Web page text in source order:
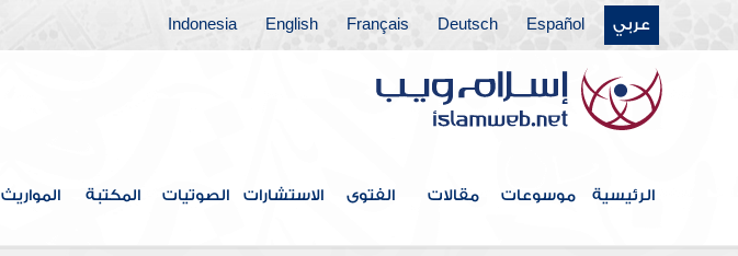
عربي Español
Deutsch
Français
English
Indonesia
الرئيسية موسوعات مقالات الفتوى الاستشارات الصوتيات المكتبة المواريث